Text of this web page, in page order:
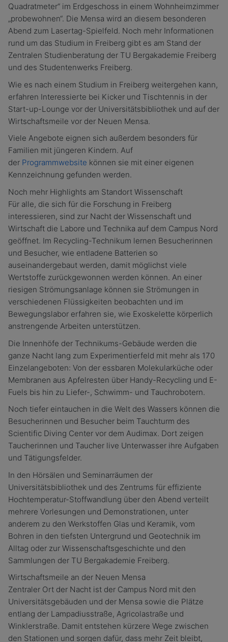
Quadratmeter“ im Erdgeschoss in einem Wohnheimzimmer
„probewohnen“. Die Mensa wird an diesem besonderen
Abend zum Lasertag-Spielfeld. Noch mehr Informationen
rund um das Studium in Freiberg gibt es am Stand der
Zentralen Studienberatung der TU Bergakademie Freiberg
und des Studentenwerks Freiberg.
Wie es nach einem Studium in Freiberg weitergehen kann,
erfahren Interessierte bei Kicker und Tischtennis in der
Start-up-Lounge vor der Universitätsbibliothek und auf der
Wirtschaftsmeile vor der Neuen Mensa.
Viele Angebote eignen sich außerdem besonders für
Familien mit jüngeren Kindern. Auf
der Programmwebsite können sie mit einer eigenen
Kennzeichnung gefunden werden.
Noch mehr Highlights am Standort Wissenschaft
Für alle, die sich für die Forschung in Freiberg
interessieren, sind zur Nacht der Wissenschaft und
Wirtschaft die Labore und Technika auf dem Campus Nord
geöffnet. Im Recycling-Technikum lernen Besucherinnen
und Besucher, wie entladene Batterien so
auseinandergebaut werden, damit möglichst viele
Wertstoffe zurückgewonnen werden können. An einer
riesigen Strömungsanlage können sie Strömungen in
verschiedenen Flüssigkeiten beobachten und im
Bewegungslabor erfahren sie, wie Exoskelette körperlich
anstrengende Arbeiten unterstützen.
Die Innenhöfe der Technikums-Gebäude werden die
ganze Nacht lang zum Experimentierfeld mit mehr als 170
Einzelangeboten: Von der essbaren Molekularküche oder
Membranen aus Apfelresten über Handy-Recycling und E-
Fuels bis hin zu Liefer-, Schwimm- und Tauchrobotern.
Noch tiefer eintauchen in die Welt des Wassers können die
Besucherinnen und Besucher beim Tauchturm des
Scientific Diving Center vor dem Audimax. Dort zeigen
Taucherinnen und Taucher live Unterwasser ihre Aufgaben
und Tätigungsfelder.
In den Hörsälen und Seminarräumen der
Universitätsbibliothek und des Zentrums für effiziente
Hochtemperatur-Stoffwandlung über den Abend verteilt
mehrere Vorlesungen und Demonstrationen, unter
anderem zu den Werkstoffen Glas und Keramik, vom
Bohren in den tiefsten Untergrund und Geotechnik im
Alltag oder zur Wissenschaftsgeschichte und den
Sammlungen der TU Bergakademie Freiberg.
Wirtschaftsmeile an der Neuen Mensa
Zentraler Ort der Nacht ist der Campus Nord mit den
Universitätsgebäuden und der Mensa sowie die Plätze
entlang der Lampadiusstraße, Agricolastraße und
Winklerstraße. Damit entstehen kürzere Wege zwischen
den Stationen und sorgen dafür, dass mehr Zeit bleibt,